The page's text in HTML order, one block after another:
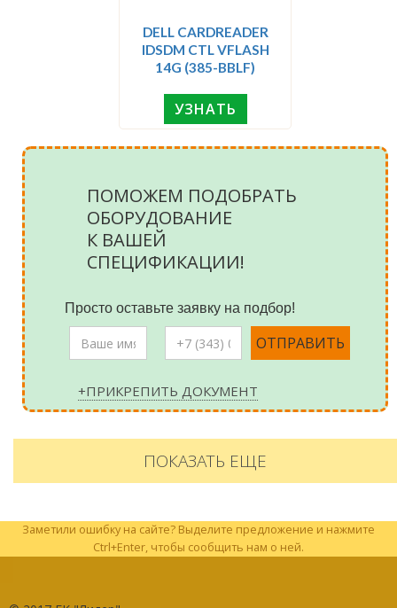
DELL CARDREADER
IDSDM CTL VFLASH
14G (385-BBLF)
УЗНАТЬ
ПОМОЖЕМ ПОДОБРАТЬ
ОБОРУДОВАНИЕ
К ВАШЕЙ
СПЕЦИФИКАЦИИ!
Просто оставьте заявку на подбор!
+ПРИКРЕПИТЬ ДОКУМЕНТ
ПОКАЗАТЬ ЕЩЕ
Заметили ошибку на сайте? Выделите предложение и нажмите
Ctrl+Enter, чтобы сообщить нам о ней.